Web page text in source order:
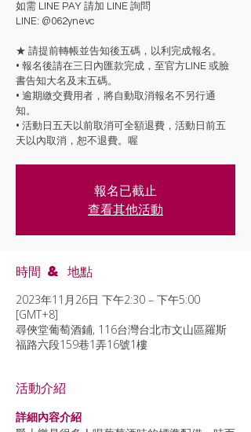
如需 LINE PAY 請加 LINE 詢問
LINE: @062ynevc
★ 請提前轉帳並告知後五碼，以利完成報名。
• 報名後請在三日內匯款完成，至官方LINE 或臉
書告知大名及末五碼。
• 逾期繳交費用者，將自動取消報名不另行通
知。
• 活動日五天以前取消可全額退費，活動日前五
天以內取消，恕不退費。喔
報名已截止
查看其他活動
時間 & 地點
2023年11月26日 下午2:30 – 下午5:00
[GMT+8]
尋俠堂葡萄酒鋪, 116台灣台北市文山區羅斯
福路六段159巷1弄16號1樓
活動介紹
詳細內容介紹